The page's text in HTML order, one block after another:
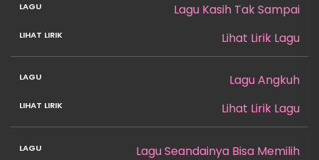
Lagu Kasih Tak Sampai
Lihat Lirik Lagu
Lagu Angkuh
Lihat Lirik Lagu
Lagu Seandainya Bisa Memilih